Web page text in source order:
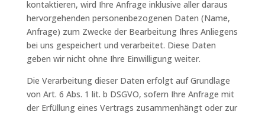
kontaktieren, wird Ihre Anfrage inklusive aller daraus
hervorgehenden personenbezogenen Daten (Name,
Anfrage) zum Zwecke der Bearbeitung Ihres Anliegens
bei uns gespeichert und verarbeitet. Diese Daten
geben wir nicht ohne Ihre Einwilligung weiter.
Die Verarbeitung dieser Daten erfolgt auf Grundlage
von Art. 6 Abs. 1 lit. b DSGVO, sofern Ihre Anfrage mit
der Erfüllung eines Vertrags zusammenhängt oder zur